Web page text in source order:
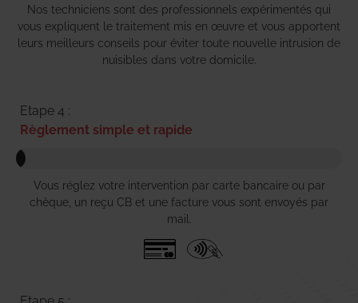
Nos techniciens sont des professionnels expérimentés qui
vous expliquent le traitement mis en œuvre et vous apportent
leurs meilleurs conseils pour éviter toute nouvelle intrusion de
nuisibles dans votre domicile.
Etape 4 :
Règlement simple et rapide
Vous réglez votre intervention par carte bancaire ou par
chèque, un reçu CB et une facture vous sont envoyés par
mail.